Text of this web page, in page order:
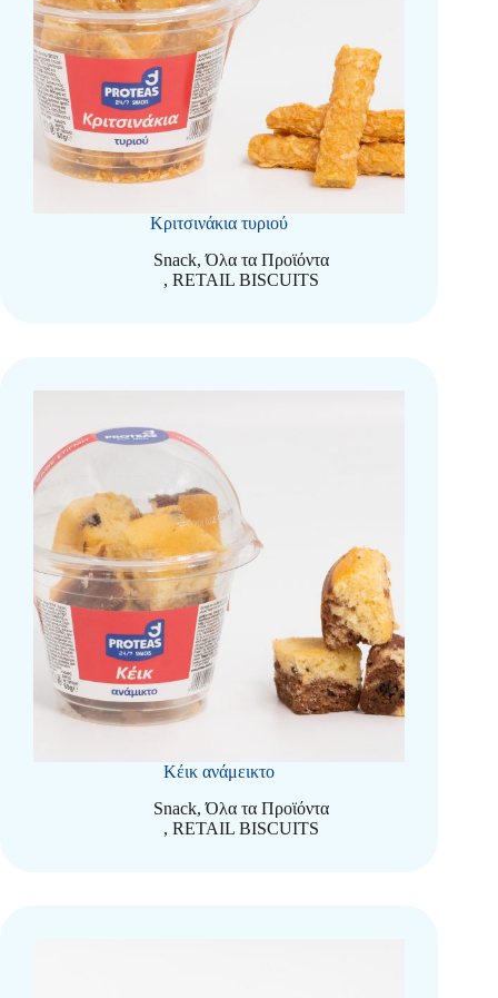
Κριτσινάκια τυριού
Snack,Όλα τα Προϊόντα
, RETAIL BISCUITS
Κέικ ανάμεικτο
Snack,Όλα τα Προϊόντα
, RETAIL BISCUITS